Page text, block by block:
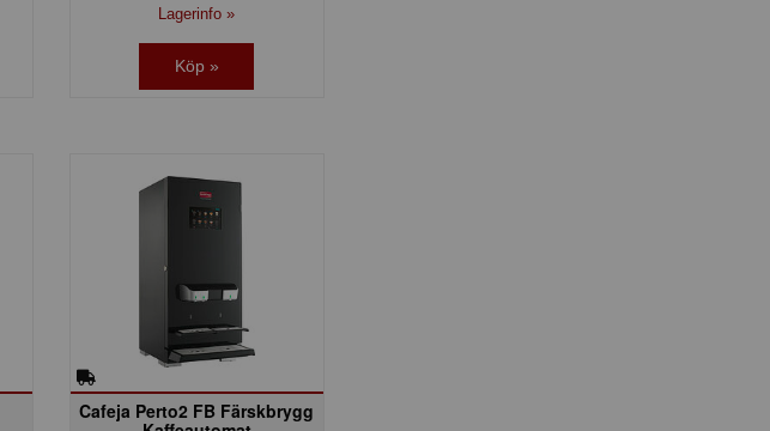
Lagerinfo »
Köp »
Cafeja Perto2 FB Färskbrygg